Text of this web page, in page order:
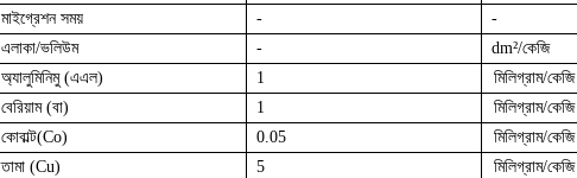
মাইগ্রেশন সময়
- -
এলাকা/ভলিউম
- dm²/কেজি
অ্যালুমিনিমু (এএল)
1 মিলিগ্রাম/কেজি
বেরিয়াম (বা)
1 মিলিগ্রাম/কেজি
কোবাল্ট(Co)
0.05 মিলিগ্রাম/কেজি
তামা (Cu)
5 মিলিগ্রাম/কেজি